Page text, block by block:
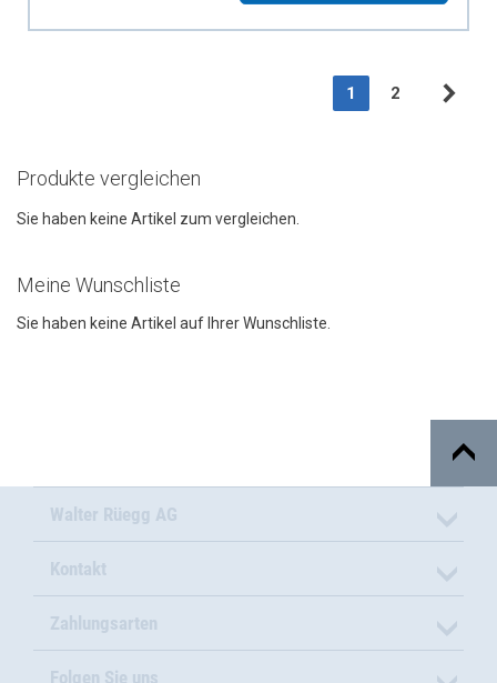
SeiteSie lesen gerade
1 Seite
2
Produkte vergleichen
Sie haben keine Artikel zum vergleichen.
Meine Wunschliste
Sie haben keine Artikel auf Ihrer Wunschliste.
Walter Rüegg AG
Kontakt
Zahlungsarten
Folgen Sie uns